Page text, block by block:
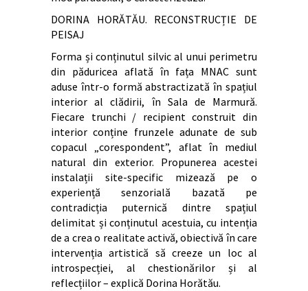
DORINA HORĂTĂU. RECONSTRUCȚIE DE
PEISAJ
Forma și conținutul silvic al unui perimetru
din păduricea aflată în fața MNAC sunt
aduse într-o formă abstractizată în spațiul
interior al clădirii, în Sala de Marmură.
Fiecare trunchi / recipient construit din
interior conține frunzele adunate de sub
copacul „corespondent”, aflat în mediul
natural din exterior. Propunerea acestei
instalații site-specific mizează pe o
experiență senzorială bazată pe
contradicția puternică dintre spațiul
delimitat și conținutul acestuia, cu intenția
de a crea o realitate activă, obiectivă în care
intervenția artistică să creeze un loc al
introspecției, al chestionărilor și al
reflecțiilor – explică Dorina Horătău.